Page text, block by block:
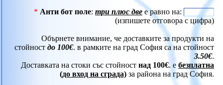
* Анти бот поле: три плюс две е равно на:
(изпишете отговора с цифра)
Обърнете внимание, че доставките за продукти на
стойност до 100€. в рамките на град София са на стойност
3.50€.
Доставката на стоки със стойност над 100€. е безплатна
(до вход на сграда) за района на град София.